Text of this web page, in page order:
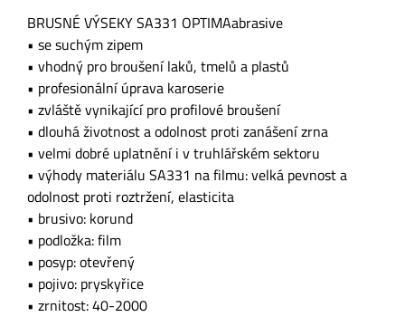
BRUSNÉ VÝSEKY SA331 OPTIMAabrasive
• se suchým zipem
• vhodný pro broušení laků, tmelů a plastů
• profesionální úprava karoserie
• zvláště vynikající pro profilové broušení
• dlouhá životnost a odolnost proti zanášení zrna
• velmi dobré uplatnění i v truhlářském sektoru
• výhody materiálu SA331 na filmu: velká pevnost a
odolnost proti roztržení, elasticita
• brusivo: korund
• podložka: film
• posyp: otevřený
• pojivo: pryskyřice
• zrnitost: 40-2000